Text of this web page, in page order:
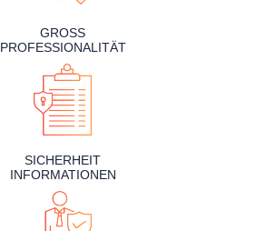
GROSS
PROFESSIONALITÄT
SICHERHEIT
INFORMATIONEN